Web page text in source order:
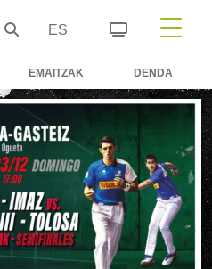
ES
EMAITZAK DENDA